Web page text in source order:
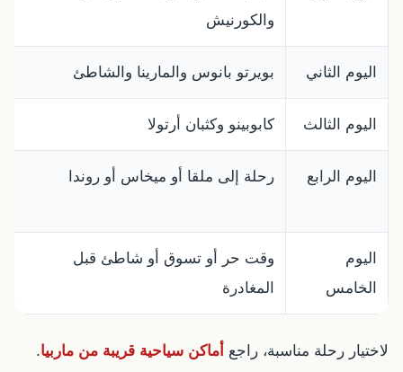
والكورنيش
اليوم الثاني بويرتو بانوس والمارينا والشاطئ
اليوم الثالث كابوبينو وكثبان أرتولا
اليوم الرابع رحلة إلى ملقا أو ميخاس أو روندا
اليوم
الخامس
وقت حر أو تسوق أو شاطئ قبل
المغادرة
لاختيار رحلة مناسبة، راجع أماكن سياحية قريبة من ماربيا.